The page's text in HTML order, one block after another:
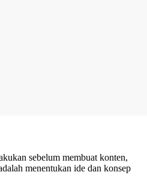
sebelum membuat konten,
menentukan ide dan konsep